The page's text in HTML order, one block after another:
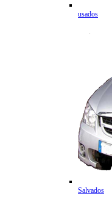
usados
Salvados